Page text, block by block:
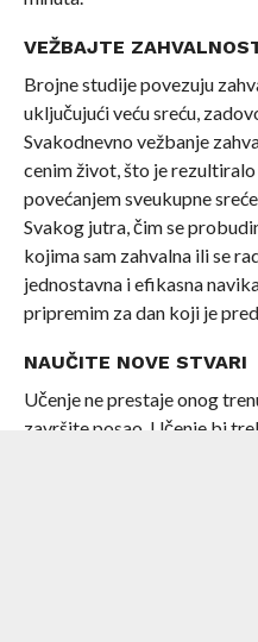
VEŽBAJTE
Brojne studije povezuju
uključujući veću sreću,
Svakodnevno vežbanje
cenim život, što je
povećanjem sveukupne
Svakog jutra, čim se
kojima sam zahvalna ili se
jednostavna i efikasna
pripremim za dan koji je
NAUČITE NOVE STVARI
Učenje ne prestaje onog
završite posao. Učenje bi